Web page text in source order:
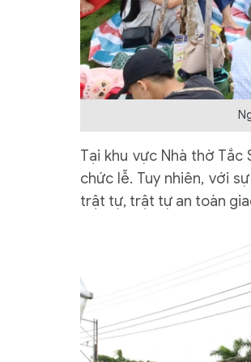
Tại khu vực Nhà thờ
chức lễ. Tuy nhiên, với
trật tự, trật tự an toàn